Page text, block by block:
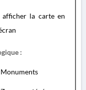
afficher la carte en
:
Monuments